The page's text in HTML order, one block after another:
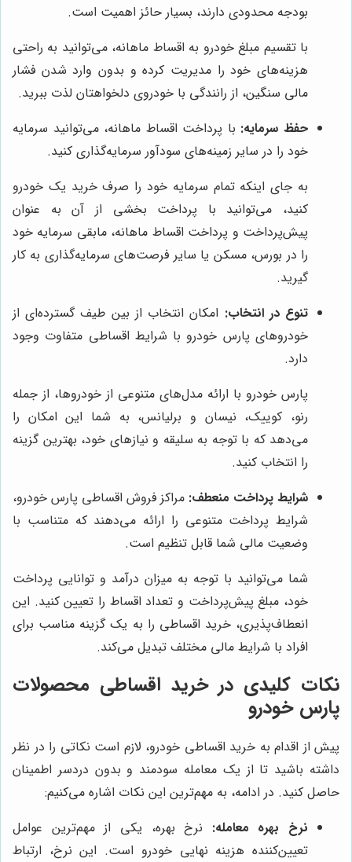
بودجه محدودی دارند، بسیار حائز اهمیت است.
با تقسیم مبلغ خودرو به اقساط ماهانه، می‌توانید به راحتی
هزینه‌های خود را مدیریت کرده و بدون وارد شدن فشار
مالی سنگین، از رانندگی با خودروی دلخواهتان لذت ببرید.
حفظ سرمایه: با پرداخت اقساط ماهانه، می‌توانید سرمایه
خود را در سایر زمینه‌های سودآور سرمایه‌گذاری کنید.
به جای اینکه تمام سرمایه خود را صرف خرید یک خودرو
کنید، می‌توانید با پرداخت بخشی از آن به عنوان
پیش‌پرداخت و پرداخت اقساط ماهانه، مابقی سرمایه خود
را در بورس، مسکن یا سایر فرصت‌های سرمایه‌گذاری به کار
گیرید.
تنوع در انتخاب: امکان انتخاب از بین طیف گسترده‌ای از
خودروهای پارس خودرو با شرایط اقساطی متفاوت وجود
دارد.
پارس خودرو با ارائه مدل‌های متنوعی از خودروها، از جمله
رنو، کوییک، نیسان و برلیانس، به شما این امکان را
می‌دهد که با توجه به سلیقه و نیازهای خود، بهترین گزینه
را انتخاب کنید.
شرایط پرداخت منعطف: مراکز فروش اقساطی پارس خودرو،
شرایط پرداخت متنوعی را ارائه می‌دهند که متناسب با
وضعیت مالی شما قابل تنظیم است.
شما می‌توانید با توجه به میزان درآمد و توانایی پرداخت
خود، مبلغ پیش‌پرداخت و تعداد اقساط را تعیین کنید. این
انعطاف‌پذیری، خرید اقساطی را به یک گزینه مناسب برای
افراد با شرایط مالی مختلف تبدیل می‌کند.
نکات کلیدی در خرید اقساطی محصولات
پارس خودرو
پیش از اقدام به خرید اقساطی خودرو، لازم است نکاتی را در نظر
داشته باشید تا از یک معامله سودمند و بدون دردسر اطمینان
حاصل کنید. در ادامه، به مهم‌ترین این نکات اشاره می‌کنیم:
نرخ بهره معامله: نرخ بهره، یکی از مهم‌ترین عوامل
تعیین‌کننده هزینه نهایی خودرو است. این نرخ، ارتباط